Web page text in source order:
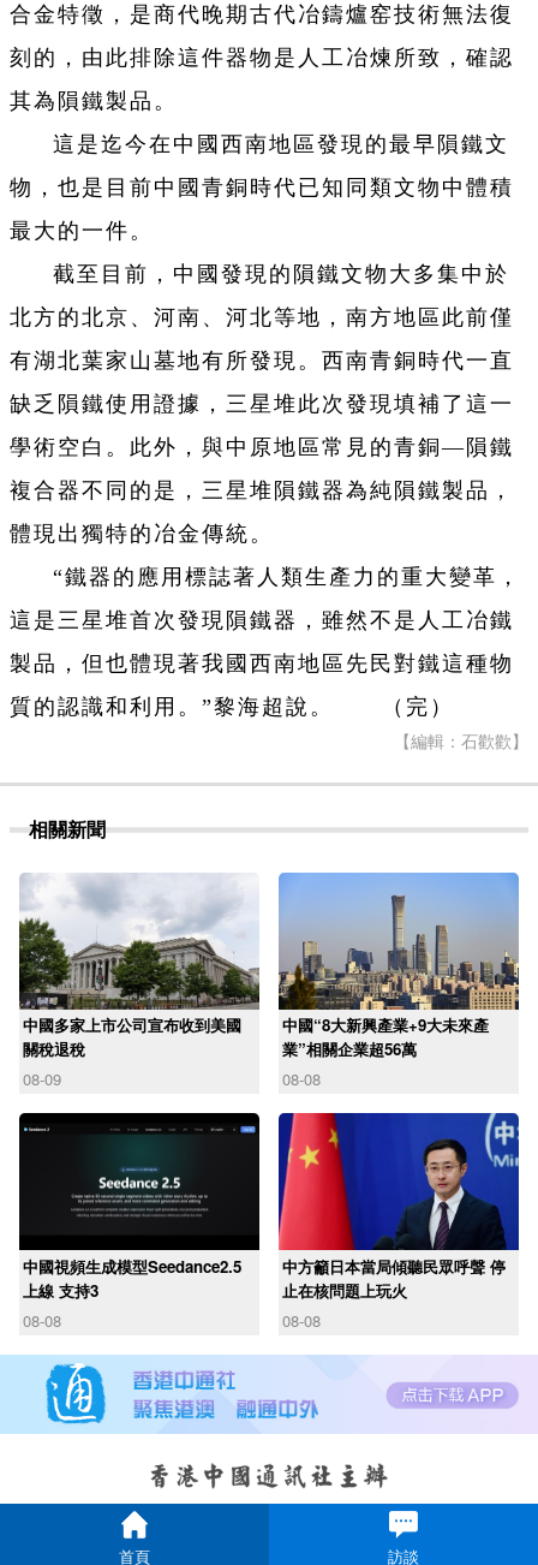
合金特徵，是商代晚期古代冶鑄爐窑技術無法復
刻的，由此排除這件器物是人工冶煉所致，確認
其為隕鐵製品。
這是迄今在中國西南地區發現的最早隕鐵文
物，也是目前中國青銅時代已知同類文物中體積
最大的一件。
截至目前，中國發現的隕鐵文物大多集中於
北方的北京、河南、河北等地，南方地區此前僅
有湖北葉家山墓地有所發現。西南青銅時代一直
缺乏隕鐵使用證據，三星堆此次發現填補了這一
學術空白。此外，與中原地區常見的青銅—隕鐵
複合器不同的是，三星堆隕鐵器為純隕鐵製品，
體現出獨特的冶金傳統。
“鐵器的應用標誌著人類生產力的重大變革，
這是三星堆首次發現隕鐵器，雖然不是人工冶鐵
製品，但也體現著我國西南地區先民對鐵這種物
質的認識和利用。”黎海超說。 （完）
【編輯：石歡歡】
相關新聞
中國多家上市公司宣布收到美國
關稅退稅
08-09
中國“8大新興產業+9大未來產
業”相關企業超56萬
08-08
中國視頻生成模型Seedance2.5
上線 支持3
08-08
中方籲日本當局傾聽民眾呼聲 停
止在核問題上玩火
08-08
首頁 訪談